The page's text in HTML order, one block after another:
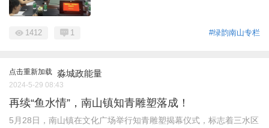
#绿韵南山专栏
1412 1
点击重新加载 淼城政能量
2024-5-29 08:43
再续“鱼水情”，南山镇知青雕塑落成！
5月28日，南山镇在文化广场举行知青雕塑揭幕仪式，标志着三水区